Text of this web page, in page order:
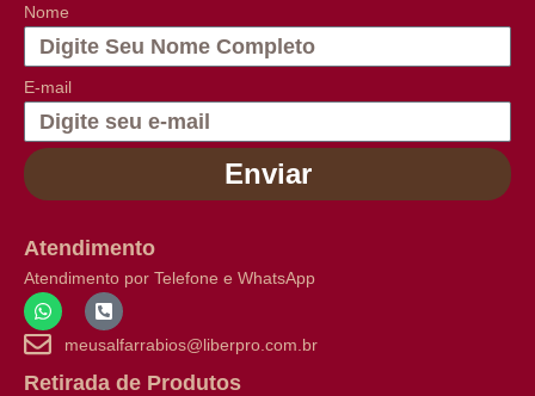
Nome
E-mail
Enviar
Atendimento
Atendimento por Telefone e WhatsApp
meusalfarrabios@liberpro.com.br
Retirada de Produtos